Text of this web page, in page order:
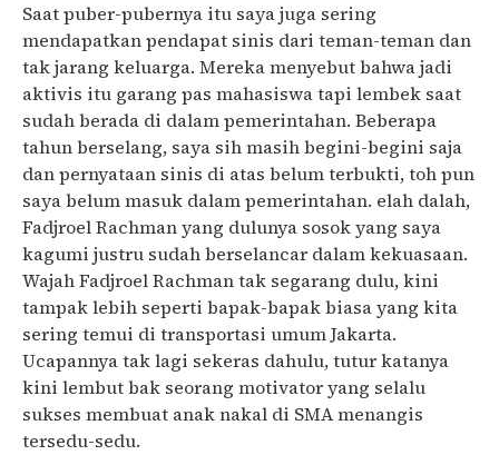
Saat puber-pubernya itu saya juga sering
mendapatkan pendapat sinis dari teman-teman dan
tak jarang keluarga. Mereka menyebut bahwa jadi
aktivis itu garang pas mahasiswa tapi lembek saat
sudah berada di dalam pemerintahan. Beberapa
tahun berselang, saya sih masih begini-begini saja
dan pernyataan sinis di atas belum terbukti, toh pun
saya belum masuk dalam pemerintahan. elah dalah,
Fadjroel Rachman yang dulunya sosok yang saya
kagumi justru sudah berselancar dalam kekuasaan.
Wajah Fadjroel Rachman tak segarang dulu, kini
tampak lebih seperti bapak-bapak biasa yang kita
sering temui di transportasi umum Jakarta.
Ucapannya tak lagi sekeras dahulu, tutur katanya
kini lembut bak seorang motivator yang selalu
sukses membuat anak nakal di SMA menangis
tersedu-sedu.